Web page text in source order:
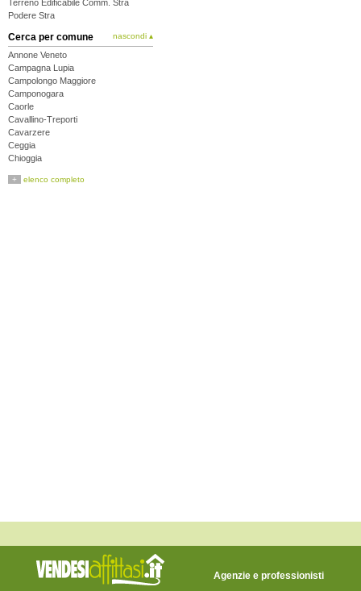
Terreno Edificabile Comm. Stra
Podere Stra
Cerca per comune nascondi ▴
Annone Veneto
Campagna Lupia
Campolongo Maggiore
Camponogara
Caorle
Cavallino-Treporti
Cavarzere
Ceggia
Chioggia
Cona
Spinea
Teglio Veneto
+ elenco completo
Agenzie e professionisti